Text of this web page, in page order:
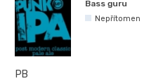
Bass guru
Nepřítomen
PB